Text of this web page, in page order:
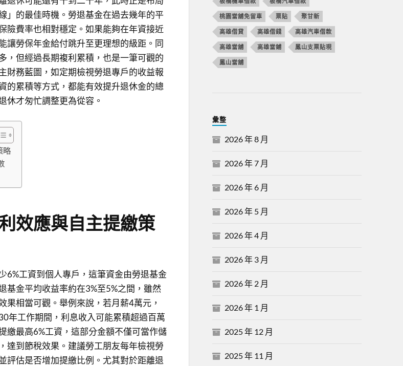
」的最佳時機。勞退基金在過去幾年的平
險費率也相對穩定。如果能夠在年資接近
讓勞保年金給付跳升至更理想的級距。同
，但經過長期複利累積，也是一筆可觀的
財務藍圖，如定期檢視勞退專戶的收益報
的累積等方式，都能有效提升退休金的總
休才匆忙調整更為從容。
略
效應與自主提繳策
6%工資到個人專戶，這筆資金由勞退基金
基金平均收益率約在3%至5%之間，雖然
果相當可觀。舉例來說，若月薪4萬元，
年工作期間，利息收入可能累積超過百萬
繳最高6%工資，這部分金額不僅可當作儲
達到節稅效果。建議勞工朋友每年檢視勞
評估是否增加提繳比例。尤其對於距離退
桃園當舖免留車 票貼 聚甘新
高雄借貸 高雄借錢 高雄汽車借款
高雄當舖 高雄當鋪 鳳山支票貼現
鳳山當舖
彙整
2026 年 8 月
2026 年 7 月
2026 年 6 月
2026 年 5 月
2026 年 4 月
2026 年 3 月
2026 年 2 月
2026 年 1 月
2025 年 12 月
2025 年 11 月